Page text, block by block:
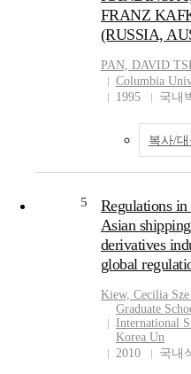
FRANZ
(RUSSIA,
PAN, DAVID
Columbia
1995
국내
복사/
5
Regulations in
Asian shipping
derivatives
global
Kiew, Cecilia
Graduate
International
Korea Un
2010
국내